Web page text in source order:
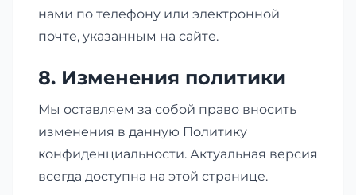
нами по телефону или электронной
почте, указанным на сайте.
8. Изменения политики
Мы оставляем за собой право вносить
изменения в данную Политику
конфиденциальности. Актуальная версия
всегда доступна на этой странице.